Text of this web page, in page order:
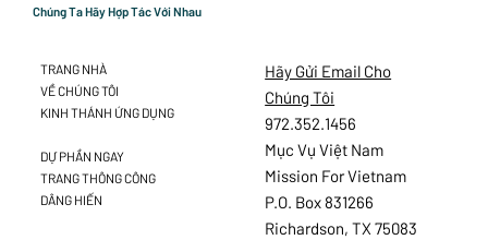
Chúng Ta Hãy Hợp Tác Với Nhau
Hãy Gửi Email Cho
Chúng Tôi
972.352.1456
Mục Vụ Việt Nam
Mission For Vietnam
P.O. Box 831266
Richardson, TX 75083
TRANG NHÀ
VỀ CHÚNG TÔI
KINH THÁNH ỨNG DỤNG
DỰ PHẦN NGAY
TRANG THÔNG CÔNG
DÂNG HIẾN